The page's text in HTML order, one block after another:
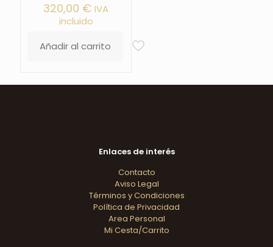
320,00 € IVA
incluido
Añadir al carrito
Enlaces de interés
Contacto
Aviso Legal
Términos y Condiciones
Política de Privacidad
Area Personal
Mi Cesta/Carrito